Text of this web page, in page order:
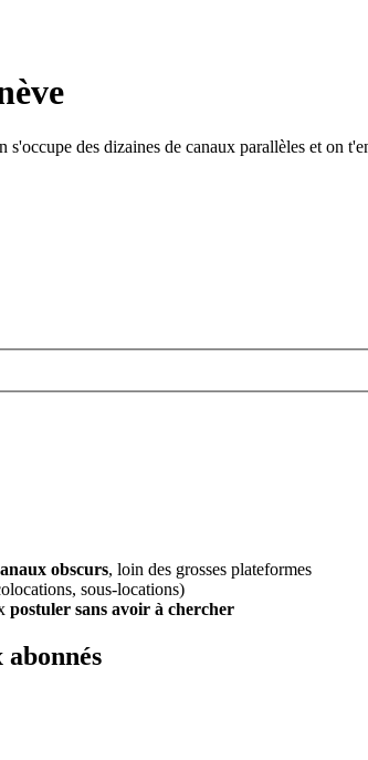
des dizaines de canaux parallèles et on
obscurs, loin des grosses plateformes
sous-locations)
postuler sans avoir à chercher
abonnés